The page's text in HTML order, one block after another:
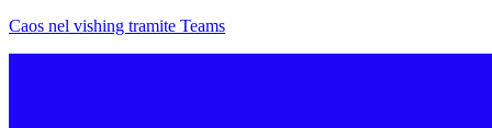
Caos nel vishing tramite Teams